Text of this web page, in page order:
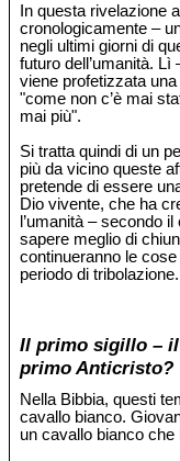
In questa rivelazione
cronologicamente –
negli ultimi giorni di
futuro dell’umanità.
viene profetizzata
"come non c’è mai
mai più".
Si tratta quindi di un
più da vicino queste
pretende di essere
Dio vivente, che ha
l’umanità – secondo
sapere meglio di
continueranno le
periodo di tribolazione.
Il primo sigillo –
primo Anticristo?
Nella Bibbia, questi
cavallo bianco.
un cavallo bianco